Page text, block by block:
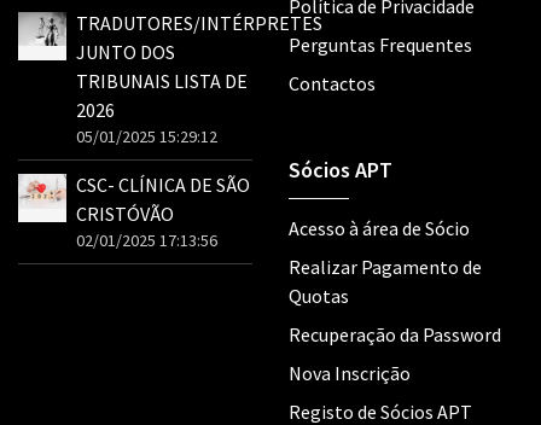
TRADUTORES/INTÉRPRETES
JUNTO DOS
TRIBUNAIS LISTA DE
2026
05/01/2025 15:29:12
CSC- CLÍNICA DE SÃO
CRISTÓVÃO
02/01/2025 17:13:56
Política de Privacidade
Perguntas Frequentes
Contactos
Sócios APT
Acesso à área de Sócio
Realizar Pagamento de
Quotas
Recuperação da Password
Nova Inscrição
Registo de Sócios APT